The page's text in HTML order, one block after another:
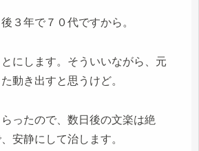
３年で７０代ですから。
にします。そういいながら、元
動き出すと思うけど。
ったので、数日後の文楽は絶
安静にして治します。